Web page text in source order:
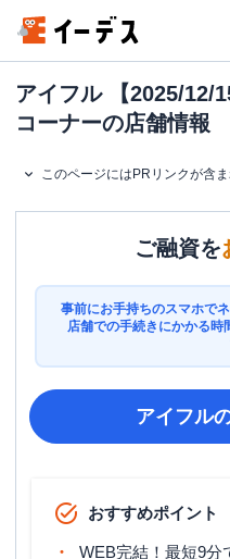
アイフル 【2025/12/
コーナーの店舗情報
このページにはPRリンクが含
ご融資を
事前にお手持ちのスマホで
店舗での手続きにかかる時
アイフル
おすすめポイント
WEB完結！最短9